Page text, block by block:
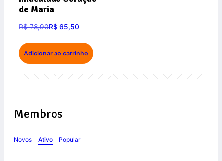
de Maria
R$78,90R$ 65,50
Adicionar ao carrinho
Membros
Novos Ativo Popular